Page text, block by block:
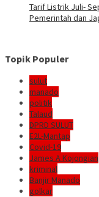
Tarif Listrik Juli-
Pemerintah dan
Topik Populer
sulut
manado
politik
Talaud
DPRD SULUT
E2L-Mantap
Covid-19
James A Kojongian
kriminal
Banjir Manado
golkar